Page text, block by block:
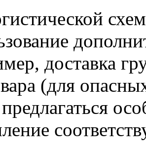
доставка
(для